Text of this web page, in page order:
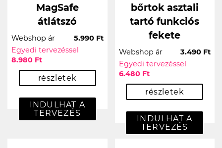
MagSafe
átlátszó
Webshop ár
5.990 Ft
Egyedi tervezéssel
8.980 Ft
részletek
INDULHAT A
TERVEZÉS
bőrtok asztali
tartó funkciós
fekete
Webshop ár
3.490 Ft
Egyedi tervezéssel
6.480 Ft
részletek
INDULHAT A
TERVEZÉS